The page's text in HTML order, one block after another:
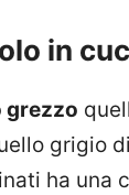
in
grezzo
grigio
ha una